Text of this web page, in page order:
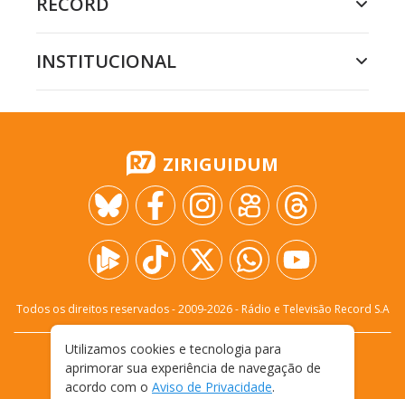
INSTITUCIONAL
ZIRIGUIDUM
Todos os direitos reservados - 2009-2026- Rádio e Televisão Record S.A
FALE CONOSCO
PRIVACIDADE
TERMOS E CONDIÇÕES DE USO
Utilizamos cookies e tecnologia para
aprimorar sua experiência de navegação de
acordo com o Aviso de Privacidade.